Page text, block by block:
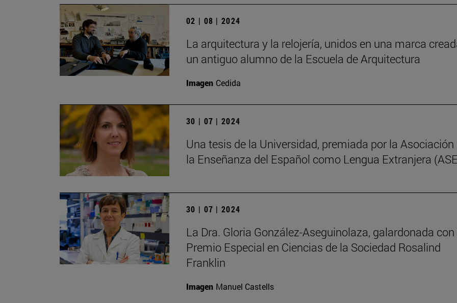
02 | 08 | 2024
La arquitectura y la relojería, unidos en una marca
un antiguo alumno de la Escuela de Arquitectura
Imagen Cedida
30 | 07 | 2024
Una tesis de la Universidad, premiada por la Asociación
la Enseñanza del Español como Lengua Extranjera
30 | 07 | 2024
La Dra. Gloria González-Aseguinolaza, galardonada con
Premio Especial en Ciencias de la Sociedad Rosalind
Franklin
Imagen Manuel Castells